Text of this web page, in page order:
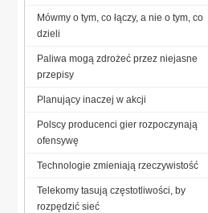
Mówmy o tym, co łączy, a nie o tym, co
dzieli
Paliwa mogą zdrożeć przez niejasne
przepisy
Planujący inaczej w akcji
Polscy producenci gier rozpoczynają
ofensywę
Technologie zmieniają rzeczywistość
Telekomy tasują częstotliwości, by
rozpędzić sieć